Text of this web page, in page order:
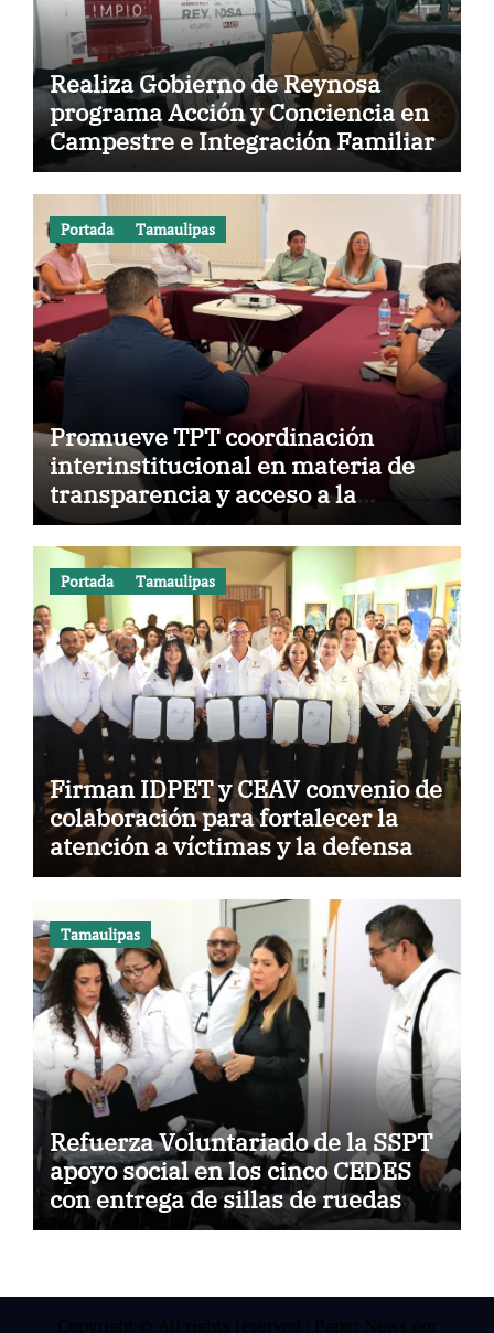
Realiza Gobierno de Reynosa
programa Acción y Conciencia en
Campestre e Integración Familiar
Portada Tamaulipas
Promueve TPT coordinación
interinstitucional en materia de
transparencia y acceso a la
información pública
Portada Tamaulipas
Firman IDPET y CEAV convenio de
colaboración para fortalecer la
atención a víctimas y la defensa
jurídica en Tamaulipas
Tamaulipas
Refuerza Voluntariado de la SSPT
apoyo social en los cinco CEDES
con entrega de sillas de ruedas